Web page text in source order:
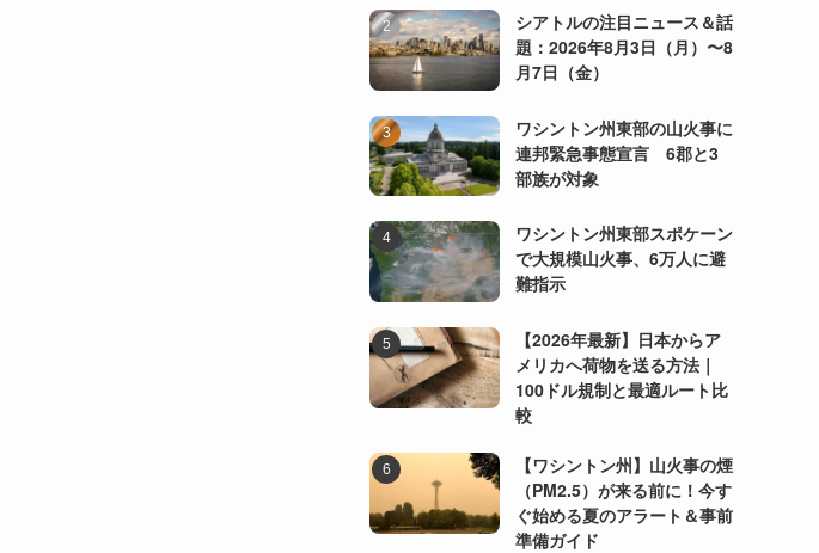
シアトルの注目ニュース＆話
題：2026年8月3日（月）〜8
月7日（金）
ワシントン州東部の山火事に
連邦緊急事態宣言 6郡と3
部族が対象
ワシントン州東部スポケーン
で大規模山火事、6万人に避
難指示
【2026年最新】日本からア
メリカへ荷物を送る方法｜
100ドル規制と最適ルート比
較
【ワシントン州】山火事の煙
（PM2.5）が来る前に！今す
ぐ始める夏のアラート＆事前
準備ガイド